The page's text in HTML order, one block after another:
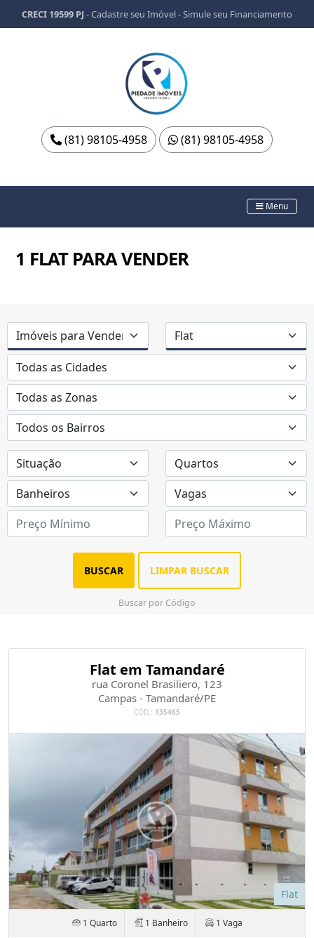
CRECI 19599 PJ -Cadastre seu Imóvel-Simule seu Financiamento
(81) 98105-4958 (81) 98105-4958
Menu
1 FLAT PARA VENDER
BUSCAR LIMPAR BUSCAR
Buscar por Código
Flat em Tamandaré
rua Coronel Brasiliero, 123
Campas - Tamandaré/PE
CÓD.: 135465
Flat
1 Quarto 1 Banheiro 1 Vaga